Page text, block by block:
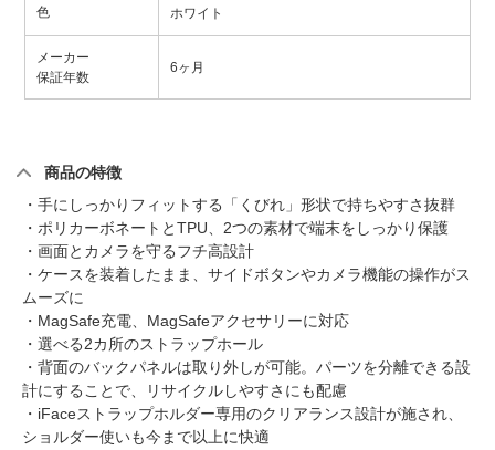
色 ホワイト
メーカー
保証年数
6ヶ月
商品の特徴
・手にしっかりフィットする「くびれ」形状で持ちやすさ抜群
・ポリカーボネートとTPU、2つの素材で端末をしっかり保護
・画面とカメラを守るフチ高設計
・ケースを装着したまま、サイドボタンやカメラ機能の操作がス
ムーズに
・MagSafe充電、MagSafeアクセサリーに対応
・選べる2カ所のストラップホール
・背面のバックパネルは取り外しが可能。パーツを分離できる設
計にすることで、リサイクルしやすさにも配慮
・iFaceストラップホルダー専用のクリアランス設計が施され、
ショルダー使いも今まで以上に快適